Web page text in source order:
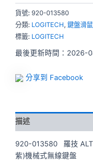
貨號:920-013580
分類: LOGITECH,鍵盤滑鼠
標籤: LOGITECH
最後更新時間：2026-
分享到 Facebook
描述
920-013580 羅技
紫)機械式無線鍵盤